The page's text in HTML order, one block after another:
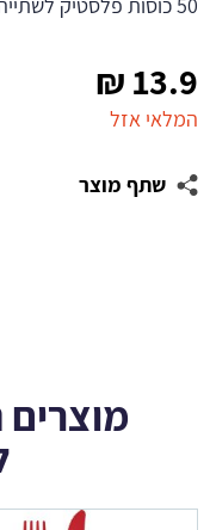
13.9
₪
המלאי אזל
שתף מוצר
מוצרים